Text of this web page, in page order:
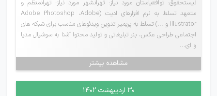
نیستحقوق: توافقیاستان مورد نیاز: تهرانشهر مورد نیاز: تهرانمنظم و
متعهد تسلط به نرم افزارهای ادیت (Adobe Photoshop ،Adobe
Illustrator و ...) تسلط به پریمیر تدوین ویدئوهای مناسب برای شبکه های
اجتماعی طراحی عکس، بنر تبلیغاتی و تولید محتوا آشنا به سوشیال مدیا
و ای...
مشاهده بیشتر
۳۰ اردیبهشت ۱۴۰۲